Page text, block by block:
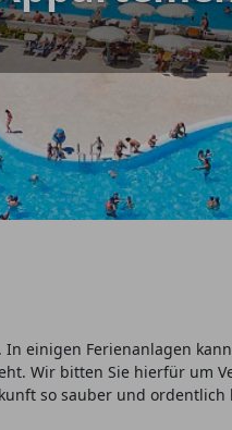
einigen Ferienanlagen
Wir bitten Sie hierfür um
so sauber und